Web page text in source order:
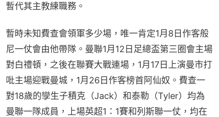
暫代其主教練職務。
暫時未知費查會領軍多少場，唯一肯定1月8日作客般
尼一仗會由他帶隊。曼聯1月12日足總盃第三圈會主場
對白禮頓，之後在聯賽大戰連場，1月17日上演曼市打
吡主場迎戰曼城，1月26日作客榜首阿仙奴。費查一
對18歲的孿生子積克（Jack）和泰勒（Tyler）均為
曼聯一隊成員，上場英超1：1賽和列斯聯一仗，均在